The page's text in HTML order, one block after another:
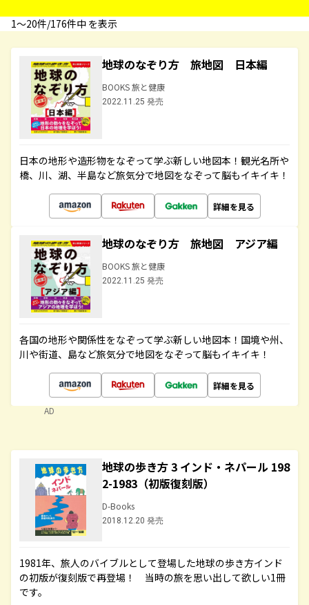
1〜20件/176件中 を表示
地球のなぞり方 旅地図 日本編
BOOKS 旅と健康
2022.11.25 発売
日本の地形や造形物をなぞって学ぶ新しい地図本！観光名所や
橋、川、湖、半島など旅気分で地図をなぞって脳もイキイキ！
詳細を見る
地球のなぞり方 旅地図 アジア編
BOOKS 旅と健康
2022.11.25 発売
各国の地形や関係性をなぞって学ぶ新しい地図本！国境や州、
川や街道、島など旅気分で地図をなぞって脳もイキイキ！
詳細を見る
AD
地球の歩き方 3 インド・ネパール 198
2-1983（初版復刻版）
D-Books
2018.12.20 発売
1981年、旅人のバイブルとして登場した地球の歩き方インド
の初版が復刻版で再登場！ 当時の旅を思い出して欲しい1冊
です。